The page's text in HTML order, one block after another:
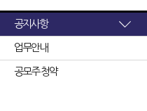
공지사항
업무안내
공모주 청약